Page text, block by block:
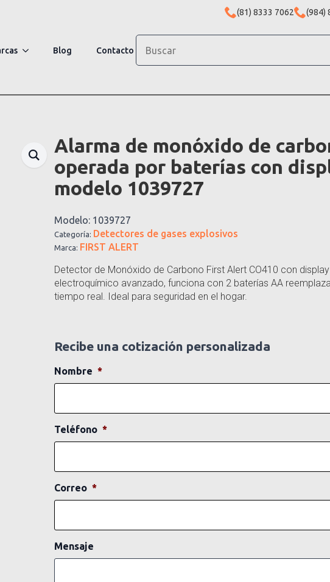
(81) 8333 7062 (984)
Blog Contacto
Alarma de monóxido de
operada por baterías con
modelo 1039727
Modelo: 1039727
Categoría: Detectores de gases explosivos
Marca: FIRST ALERT
Detector de Monóxido de Carbono First Alert CO410 con
electroquímico avanzado, funciona con 2 baterías AA
tiempo real. Ideal para seguridad en el hogar.
Recibe una cotización personalizada
Nombre *
Teléfono *
Correo *
Mensaje